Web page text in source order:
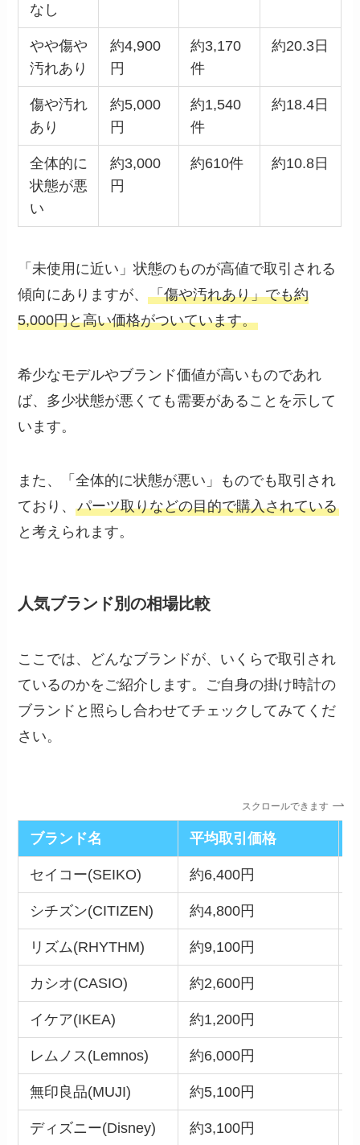
なし
やや傷や
汚れあり
約4,900
円
約3,170
件
約20.3日
傷や汚れ
あり
約5,000
円
約1,540
件
約18.4日
全体的に
状態が悪
い
約3,000
円
約610件 約10.8日
「未使用に近い」状態のものが高値で取引される
傾向にありますが、「傷や汚れあり」でも約
5,000円と高い価格がついています。
希少なモデルやブランド価値が高いものであれ
ば、多少状態が悪くても需要があることを示して
います。
また、「全体的に状態が悪い」ものでも取引され
ており、パーツ取りなどの目的で購入されている
と考えられます。
人気ブランド別の相場比較
ここでは、どんなブランドが、いくらで取引され
ているのかをご紹介します。ご自身の掛け時計の
ブランドと照らし合わせてチェックしてみてくだ
さい。
スクロールできます
ブランド名 平均取引価格
セイコー(SEIKO) 約6,400円
シチズン(CITIZEN) 約4,800円
リズム(RHYTHM) 約9,100円
カシオ(CASIO) 約2,600円
イケア(IKEA) 約1,200円
レムノス(Lemnos) 約6,000円
無印良品(MUJI) 約5,100円
ディズニー(Disney) 約3,100円